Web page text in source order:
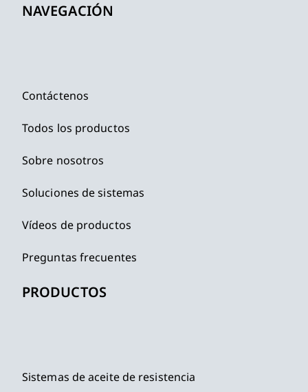
NAVEGACIÓN
Contáctenos
Todos los productos
Sobre nosotros
Soluciones de sistemas
Vídeos de productos
Preguntas frecuentes
PRODUCTOS
Sistemas de aceite de resistencia